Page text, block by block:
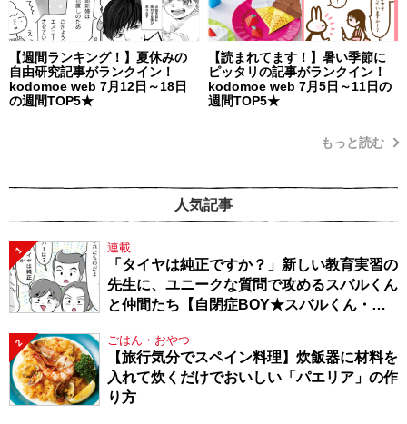
【週間ランキング！】夏休みの
自由研究記事がランクイン！
kodomoe web 7月12日～18日
の週間TOP5★
【読まれてます！】暑い季節に
ピッタリの記事がランクイン！
kodomoe web 7月5日～11日の
週間TOP5★
もっと読む
人気記事
1 連載
「タイヤは純正ですか？」新しい教育実習の
先生に、ユニークな質問で攻めるスバルくん
と仲間たち【自閉症BOY★スバルくん・
2 ごはん・おやつ
【旅行気分でスペイン料理】炊飯器に材料を
入れて炊くだけでおいしい「パエリア」の作
り方